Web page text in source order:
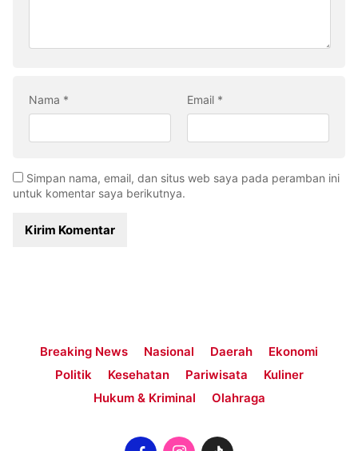
Nama * Email *
Simpan nama, email, dan situs web saya pada peramban ini
untuk komentar saya berikutnya.
Breaking News Nasional Daerah
Ekonomi
Politik
Kesehatan Pariwisata
Kuliner
Hukum & Kriminal
Olahraga